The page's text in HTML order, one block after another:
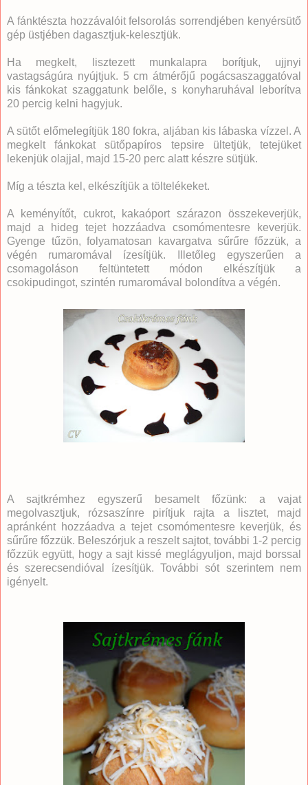
A fánktészta hozzávalóit felsorolás sorrendjében kenyérsütő
gép üstjében dagasztjuk-kelesztjük.
Ha megkelt, lisztezett munkalapra borítjuk, ujjnyi
vastagságúra nyújtjuk. 5 cm átmérőjű pogácsaszaggatóval
kis fánkokat szaggatunk belőle, s konyharuhával leborítva
20 percig kelni hagyjuk.
A sütőt előmelegítjük 180 fokra, aljában kis lábaska vízzel. A
megkelt fánkokat sütőpapíros tepsire ültetjük, tetejüket
lekenjük olajjal, majd 15-20 perc alatt készre sütjük.
Míg a tészta kel, elkészítjük a töltelékeket.
A keményítőt, cukrot, kakaóport szárazon összekeverjük,
majd a hideg tejet hozzáadva csomómentesre keverjük.
Gyenge tűzön, folyamatosan kavargatva sűrűre főzzük, a
végén rumaromával ízesítjük. Illetőleg egyszerűen a
csomagoláson feltüntetett módon elkészítjük a
csokipudingot, szintén rumaromával bolondítva a végén.
A sajtkrémhez egyszerű besamelt főzünk: a vajat
megolvasztjuk, rózsaszínre pirítjuk rajta a lisztet, majd
apránként hozzáadva a tejet csomómentesre keverjük, és
sűrűre főzzük. Beleszórjuk a reszelt sajtot, további 1-2 percig
főzzük együtt, hogy a sajt kissé meglágyuljon, majd borssal
és szerecsendióval ízesítjük. További sót szerintem nem
igényelt.